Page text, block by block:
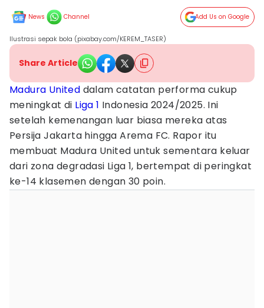
News Channel Add Us on Google
Ilustrasi sepak bola (pixabay.com/KEREM_TASER)
Share Article
Madura United dalam catatan performa cukup
meningkat di Liga 1 Indonesia 2024/2025. Ini
setelah kemenangan luar biasa mereka atas
Persija Jakarta hingga Arema FC. Rapor itu
membuat Madura United untuk sementara keluar
dari zona degradasi Liga 1, bertempat di peringkat
ke-14 klasemen dengan 30 poin.